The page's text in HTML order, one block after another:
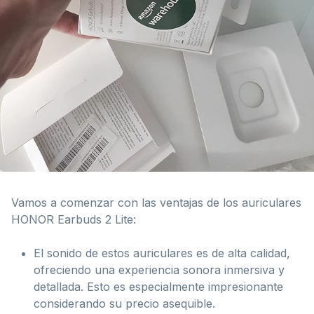
Vamos a comenzar con las ventajas de los auriculares
HONOR Earbuds 2 Lite:
El sonido de estos auriculares es de alta calidad,
ofreciendo una experiencia sonora inmersiva y
detallada. Esto es especialmente impresionante
considerando su precio asequible.